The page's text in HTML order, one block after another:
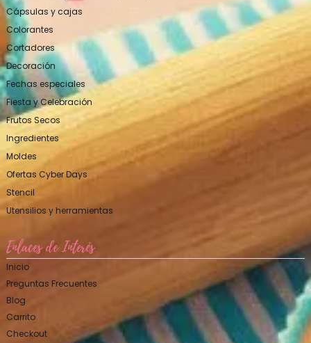
Cápsulas y cajas
Colorantes
Cortadores
Decoración
Fechas especiales
Fiesta y Celebración
Frutos Secos
Ingredientes
Moldes
Ofertas Cyber Days
Stencil
Utensilios y herramientas
Enlaces de Interés
Inicio
Preguntas Frecuentes
Blog
Carrito
Checkout